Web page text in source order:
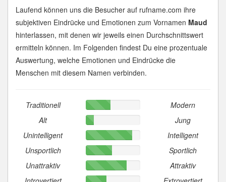
Laufend können uns die Besucher auf rufname.com ihre
subjektiven Eindrücke und Emotionen zum Vornamen Maud
hinterlassen, mit denen wir jeweils einen Durchschnittswert
ermitteln können. Im Folgenden findest Du eine prozentuale
Auswertung, welche Emotionen und Eindrücke die
Menschen mit diesem Namen verbinden.
Traditionell
Modern
Alt
Jung
Unintelligent
Intelligent
Unsportlich
Sportlich
Unattraktiv
Attraktiv